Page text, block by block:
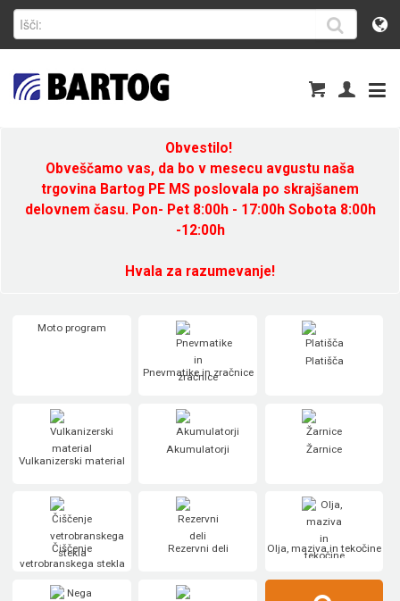
Obvestilo!
Obveščamo vas, da bo v mesecu avgustu naša
trgovina Bartog PE MS poslovala po skrajšanem
delovnem času. Pon- Pet 8:00h - 17:00h Sobota 8:00h
-12:00h
Hvala za razumevanje!
Moto program
Pnevmatike in zračnice
Platišča
Vulkanizerski material
Akumulatorji Žarnice
Čiščenje
vetrobranskega stekla
Rezervni deli Olja, maziva in tekočine